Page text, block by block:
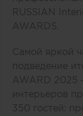
RUSSIAN
AWARDS.
Самой яркой
подведение
AWARD 2025
интерьеров
350 гостей: